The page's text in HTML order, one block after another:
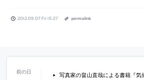
2012.09.07 Fri 15:27 permalink
写真家の畠山直哉による書籍『気